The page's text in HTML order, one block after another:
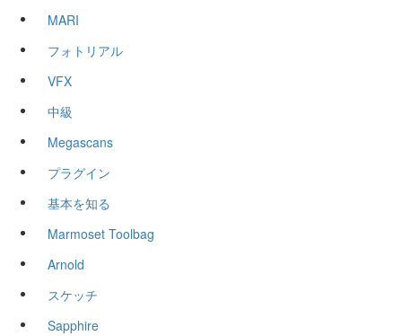
MARI
フォトリアル
VFX
中級
Megascans
プラグイン
基本を知る
Marmoset Toolbag
Arnold
スケッチ
Sapphire